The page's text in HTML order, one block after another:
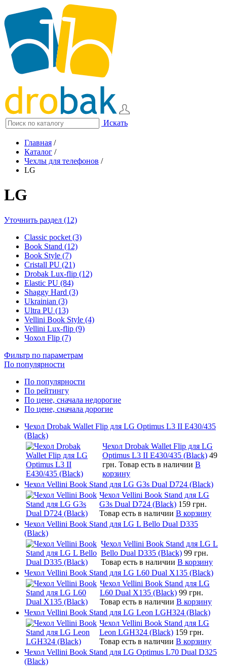
Искать
Главная /
Каталог /
Чехлы для телефонов /
LG
LG
Уточнить раздел (12)
Classic pocket (3)
Book Stand (12)
Book Style (7)
Cristall PU (21)
Drobak Lux-flip (12)
Elastic PU (84)
Shaggy Hard (3)
Ukrainian (3)
Ultra PU (13)
Vellini Book Style (4)
Vellini Lux-flip (9)
Чохол Flip (7)
Фильтр по параметрам
По популярности
По популярности
По рейтингу
По цене, сначала недорогие
По цене, сначала дорогие
Чехол Drobak Wallet Flip для LG Optimus L3 II E430/435
(Black)
Чехол Drobak Wallet Flip для LG
Optimus L3 II E430/435 (Black) 49
грн. Товар есть в наличии В
корзину
Чехол Vellini Book Stand для LG G3s Dual D724 (Black)
Чехол Vellini Book Stand для LG
G3s Dual D724 (Black) 159 грн.
Товар есть в наличии В корзину
Чехол Vellini Book Stand для LG L Bello Dual D335
(Black)
Чехол Vellini Book Stand для LG L
Bello Dual D335 (Black) 99 грн.
Товар есть в наличии В корзину
Чехол Vellini Book Stand для LG L60 Dual X135 (Black)
Чехол Vellini Book Stand для LG
L60 Dual X135 (Black) 99 грн.
Товар есть в наличии В корзину
Чехол Vellini Book Stand для LG Leon LGH324 (Black)
Чехол Vellini Book Stand для LG
Leon LGH324 (Black) 159 грн.
Товар есть в наличии В корзину
Чехол Vellini Book Stand для LG Optimus L70 Dual D325
(Black)